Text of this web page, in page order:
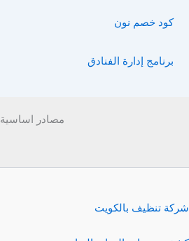
كود خصم نون
برنامج إدارة الفنادق
مصادر اساسية
شركة تنظيف بالكويت